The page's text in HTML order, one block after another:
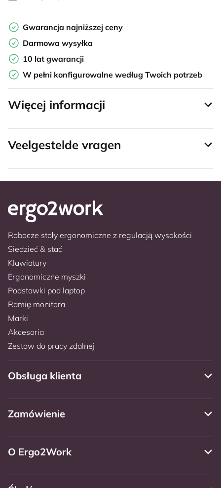
Gwarancja najniższej ceny
Darmowa wysyłka
10 lat gwarancji
W pełni konfigurowalne według Twoich potrzeb
Więcej informacji
Veelgestelde vragen
Robocze stoły ergonomiczne z regulacją wysokości
Siedzieć & stać
Klawiatury
Ergonomiczne myszki
Podstawki pod laptop
Ramię monitora
Marki
Akcesoria
Zestaw do pracy zdalnej
Obsługa klienta
Zamówienie
O Ergo2Work